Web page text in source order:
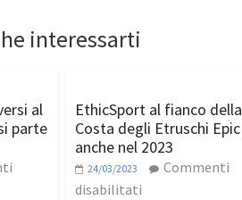
interessarti
al
parte
EthicSport al fianco della
Costa degli Etruschi Epic
anche nel 2023
24/03/2023
Commenti
disabilitati